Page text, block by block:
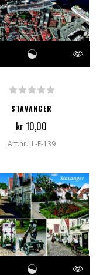
STAVANGER
kr 10,00
Art.nr.: L-F-139